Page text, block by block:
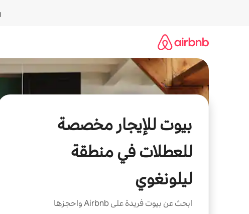
بيوت للإيجار مخصصة
للعطلات في منطقة
ليلونغوي
ابحث عن بيوت فريدة على Airbnb واحجزها